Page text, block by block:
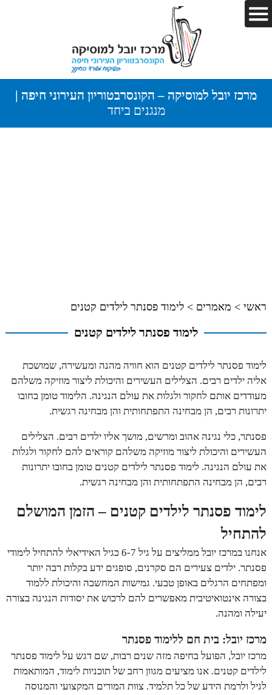
מרכז יובל למוסיקה – הקונסרבטוריון העירוני חיפה |
מנגנים ביחד
ראשי> מאמרים > לימוד פסנתר לילדים קטנים
לימוד פסנתר לילדים קטנים
לימוד פסנתר לילדים קטנים הוא חוויה מהנה ומעשירה, שמושכת
אליה ילדים רבים. הצלילים העשירים והיכולת ליצור מוזיקה משלהם
מעודדים אותם לחקור ולגלות את עולם הנגינה. הלימוד טומן בחובו
יתרונות רבים, הן מבחינה התפתחותית והן מבחינה רגשית.
פסנתר, כלי נגינה אהוב ומרשים, מושך אליו ילדים רבים. הצלילים
העשירים והיכולת ליצור מוזיקה משלהם קוראים להם לחקור ולגלות
את עולם הנגינה. לימוד פסנתר לילדים קטנים טומן בחובו יתרונות
רבים, הן מבחינה התפתחותית והן מבחינה רגשית.
לימוד פסנתר לילדים קטנים – הזמן המושלם
להתחיל
אנחנו במרכז יובל ממליצים על גיל 6-7 כגיל האידיאלי להתחיל לימודי
פסנתר. ילדים צעירים הם סקרנים, סופגים ידע בקלות רבה יותר
ומפתחים הרגלים באופן טבעי. גמישות המחשבה והיכולת ללמוד
בצורה אינטואיטיבית מאפשרים להם לרכוש את יסודות הנגינה בצורה
יעילה ומהנה.
מרכז יובל: בית חם ללימוד פסנתר
מרכז יובל, הפועל בחיפה מזה שנים רבות, שם דגש על לימוד פסנתר
לילדים קטנים. אנו מציעים מגוון רחב של תוכניות לימוד, המותאמות
לגיל ולרמת הידע של כל תלמיד. צוות המורים המקצועי והמנוסה